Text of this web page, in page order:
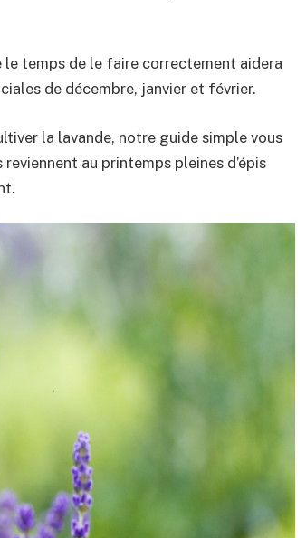
le temps de le faire correctement aidera
de décembre, janvier et février.
la lavande, notre guide simple vous
au printemps pleines d’épis